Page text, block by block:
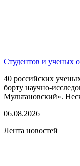
Студентов и ученых
40 российских
борту научно-
Мультановский».
06.08.2026
Лента новостей